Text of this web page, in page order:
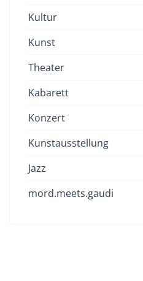
Kultur
Kunst
Theater
Kabarett
Konzert
Kunstausstellung
Jazz
mord.meets.gaudi